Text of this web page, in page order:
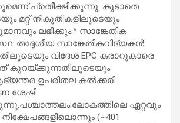
പ്രതീക്ഷിക്കുന്നു. കൂടാതെ
മറ്റ് നികുതികളിലൂടെയും
ലഭിക്കും.* സാങ്കേതിക
സാങ്കേതികവിദ്യകൾ
വിദേശ EPC കരാറുകാരെ
കുറയ്ക്കുന്നതിലൂടെയും
ഉപരിതല കൽക്കരി
ശേഷി
ഏറ്റവും
(~401